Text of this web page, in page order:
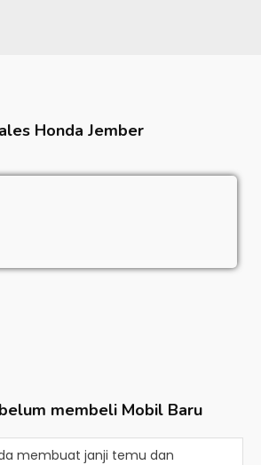
Honda Jember
membeli Mobil Baru
membuat janji temu dan